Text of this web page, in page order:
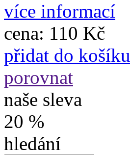
více informací
cena: 110 Kč
přidat do košíku
porovnat
naše sleva
20 %
hledání